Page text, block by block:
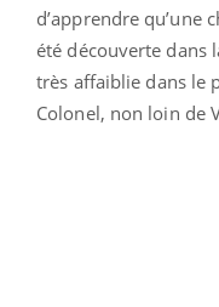
d’apprendre qu’une
été découverte dans
très affaiblie dans le
Colonel, non loin de